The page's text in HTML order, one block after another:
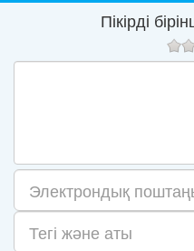
Пікірді